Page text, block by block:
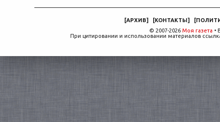
[АРХИВ] [КОНТАКТЫ] [
© 2007-2026 Моя газета •
При цитировании и использовании материалов